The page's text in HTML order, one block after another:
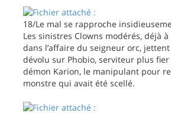
18/Le mal se rapproche
Les sinistres Clowns modérés, déjà
dans l’affaire du seigneur orc,
dévolu sur Phobio, serviteur plus fier
démon Karion, le manipulant pour
monstre qui avait été scellé.